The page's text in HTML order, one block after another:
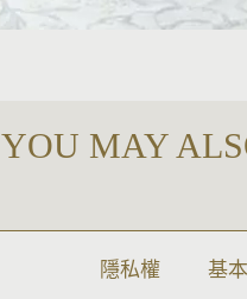
YOU MAY
隱私權 基